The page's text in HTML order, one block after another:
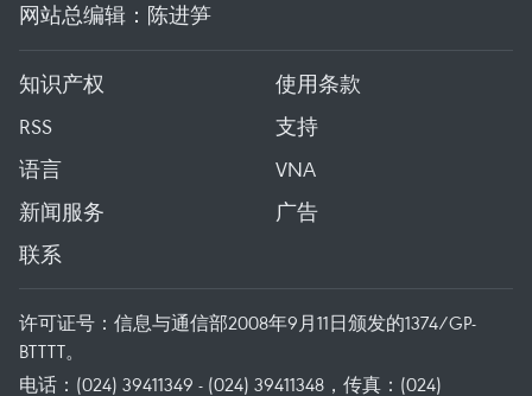
网站总编辑：陈进笋
知识产权
使用条款
RSS
支持
语言
VNA
新闻服务
广告
联系
许可证号：信息与通信部2008年9月11日颁发的1374/GP-
BTTTT。
电话：(024) 39411349 - (024) 39411348，传真：(024)